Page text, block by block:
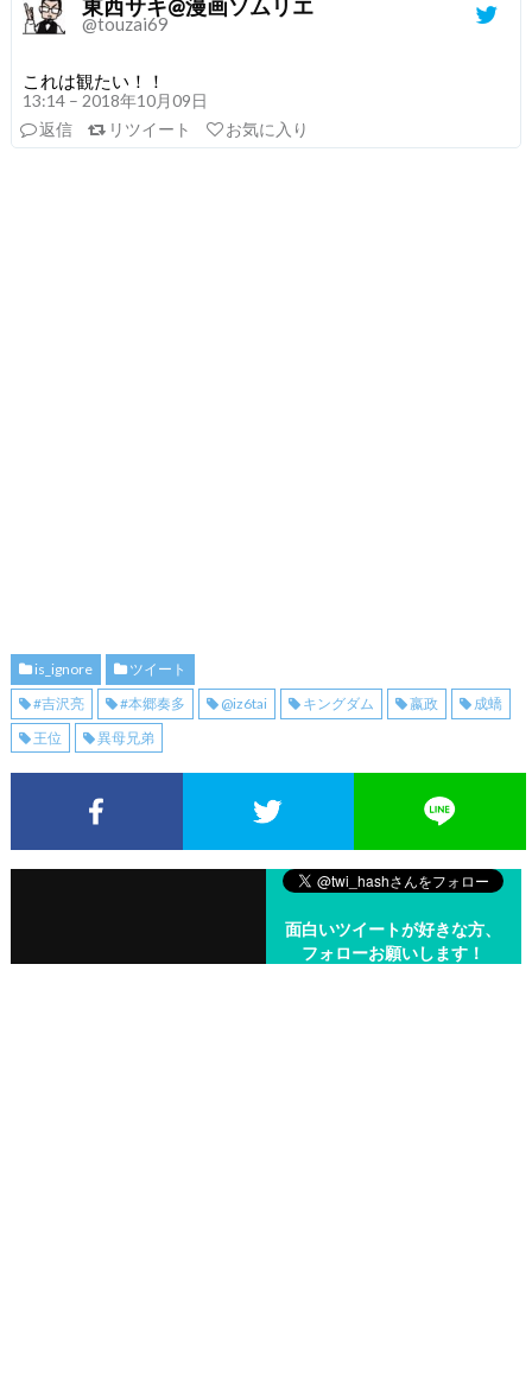
東西サキ@漫画ソムリエ
@touzai69
これは観たい！！
13:14 – 2018年10月09日
返信
リツイート お気に入り
is_ignore
ツイート
#吉沢亮
#本郷奏多 @iz6tai キングダム 嬴政
成蟜
王位
異母兄弟
Facebookでシェア Twitterでシェア
面白いツイートが好きな方、
フォローお願いします！